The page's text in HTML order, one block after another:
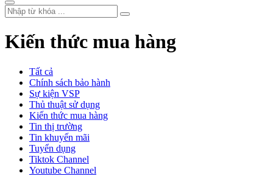
Kiến thức mua hàng
Tất cả
Chính sách bảo hành
Sự kiện VSP
Thủ thuật sử dụng
Kiến thức mua hàng
Tin thị trường
Tin khuyến mãi
Tuyển dụng
Tiktok Channel
Youtube Channel